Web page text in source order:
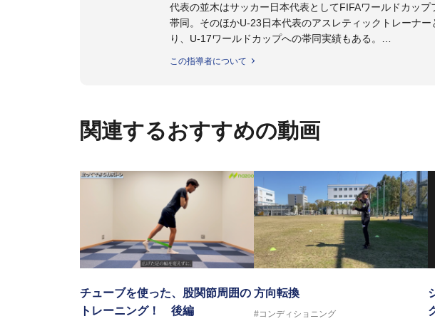
代表の並木はサッカー日本代表としてFIFAワールドカッ
帯同。そのほかU-23日本代表のアスレティックトレーナ
り、U-17ワールドカップへの帯同実績もある。
「一人一人の健康な人生をサポートする」を企業理念とし
この指導者について
関連するおすすめの動画
チューブを使った、股関節周囲の
トレーニング！ 後編
方向転換
#コンディショニング